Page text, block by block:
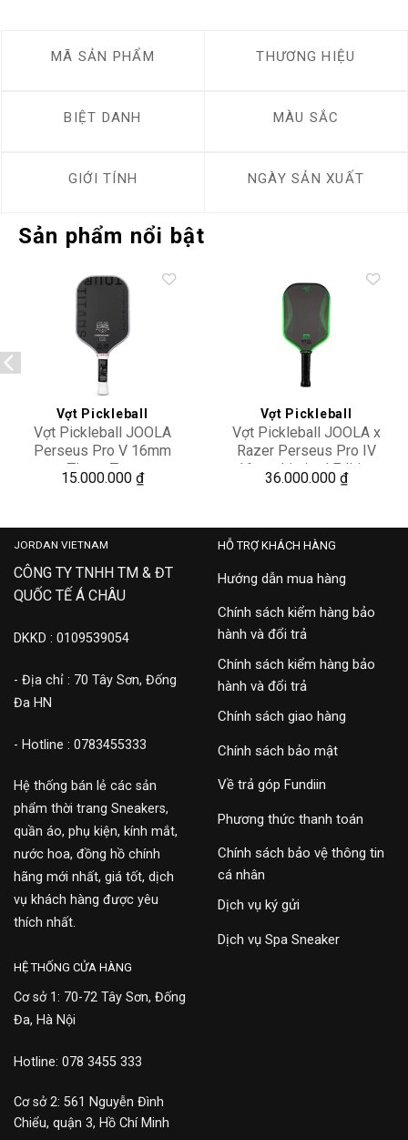
MÃ SẢN PHẨM THƯƠNG HIỆU
BIỆT DANH MÀU SẮC
GIỚI TÍNH NGÀY SẢN XUẤT
Sản phẩm nổi bật
Vợt Pickleball
Vợt Pickleball JOOLA
Perseus Pro V 16mm
Titans Tour
15.000.000 ₫
Vợt Pickleball
Vợt Pickleball JOOLA x
Razer Perseus Pro IV
16mm Limited Edition
36.000.000 ₫
JORDAN VIETNAM
CÔNG TY TNHH TM & ĐT
QUỐC TẾ Á CHÂU
DKKD : 0109539054
- Địa chỉ : 70 Tây Sơn, Đống
Đa HN
- Hotline : 0783455333
Hệ thống bán lẻ các sản
phẩm thời trang Sneakers,
quần áo, phụ kiện, kính mắt,
nước hoa, đồng hồ chính
hãng mới nhất, giá tốt, dịch
vụ khách hàng được yêu
thích nhất.
HỖ TRỢ KHÁCH HÀNG
Hướng dẫn mua hàng
Chính sách kiểm hàng bảo
hành và đổi trả
Chính sách kiểm hàng bảo
hành và đổi trả
Chính sách giao hàng
Chính sách bảo mật
Về trả góp Fundiin
Phương thức thanh toán
Chính sách bảo vệ thông tin
cá nhân
Dịch vụ ký gửi
Dịch vụ Spa Sneaker
HỆ THỐNG CỬA HÀNG
Cơ sở 1: 70-72 Tây Sơn, Đống
Đa, Hà Nội
Hotline: 078 3455 333
Cơ sở 2: 561 Nguyễn Đình
Chiểu, quận 3, Hồ Chí Minh